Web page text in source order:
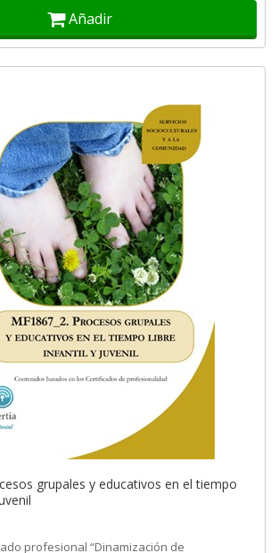
Añadir
grupales y educativos en el tiempo
profesional “Dinamización de